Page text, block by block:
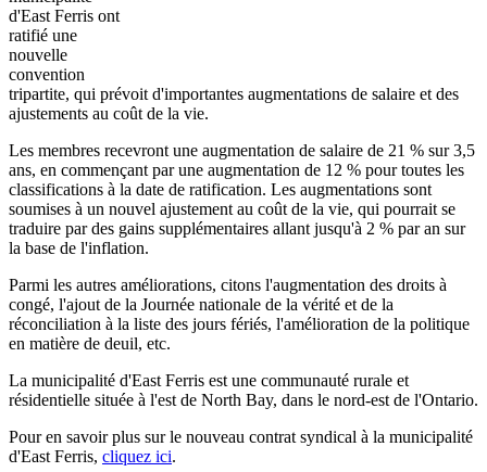
d'East Ferris ont
ratifié une
nouvelle
convention
tripartite, qui prévoit d'importantes augmentations de salaire et des
ajustements au coût de la vie.
Les membres recevront une augmentation de salaire de 21 % sur 3,5
ans, en commençant par une augmentation de 12 % pour toutes les
classifications à la date de ratification. Les augmentations sont
soumises à un nouvel ajustement au coût de la vie, qui pourrait se
traduire par des gains supplémentaires allant jusqu'à 2 % par an sur
la base de l'inflation.
Parmi les autres améliorations, citons l'augmentation des droits à
congé, l'ajout de la Journée nationale de la vérité et de la
réconciliation à la liste des jours fériés, l'amélioration de la politique
en matière de deuil, etc.
La municipalité d'East Ferris est une communauté rurale et
résidentielle située à l'est de North Bay, dans le nord-est de l'Ontario.
Pour en savoir plus sur le nouveau contrat syndical à la municipalité
d'East Ferris, cliquez ici.